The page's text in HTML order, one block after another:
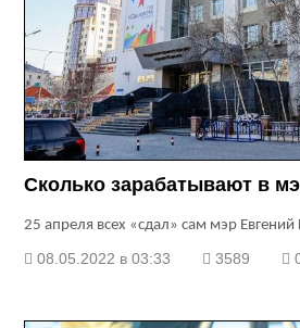
Сколько зарабатывают в
25 апреля всех «сдал» сам мэр Евгений
08.05.2022 в 03:33 3589